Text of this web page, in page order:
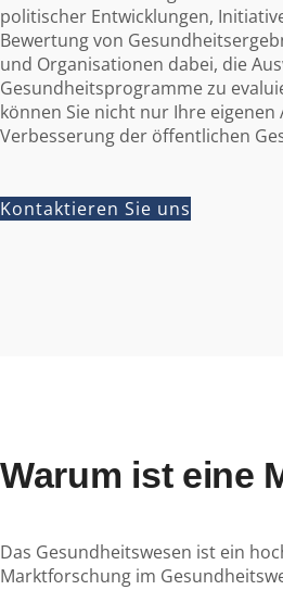
politischer Entwicklungen,
Bewertung von
und Organisationen dabei, die
Gesundheitsprogramme zu
können Sie nicht nur Ihre
Verbesserung der öffentlichen
Kontaktieren Sie uns
Warum ist eine
Das Gesundheitswesen ist ein
Marktforschung im